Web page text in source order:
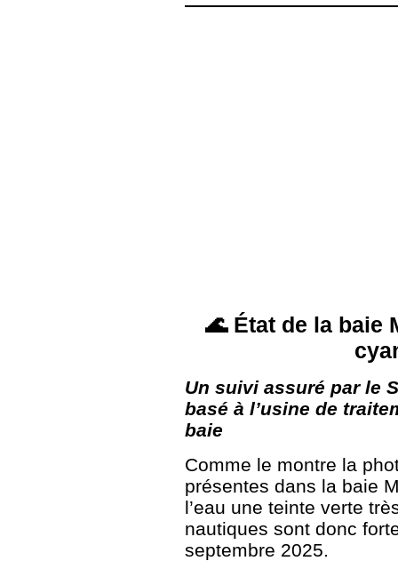
🌊 État de la baie
Un suivi assuré par le
basé à l’usine de
baie
Comme le montre la
présentes dans la baie
l’eau une teinte verte
nautiques sont donc
septembre 2025.